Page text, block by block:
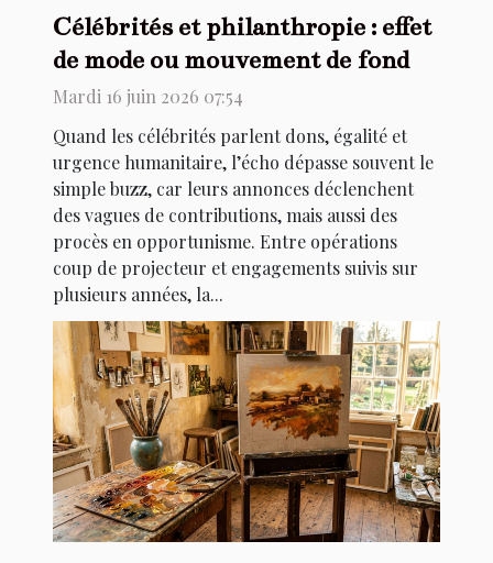
Célébrités et philanthropie : effet
de mode ou mouvement de fond
Mardi 16 juin 2026 07:54
Quand les célébrités parlent dons, égalité et
urgence humanitaire, l’écho dépasse souvent le
simple buzz, car leurs annonces déclenchent
des vagues de contributions, mais aussi des
procès en opportunisme. Entre opérations
coup de projecteur et engagements suivis sur
plusieurs années, la...